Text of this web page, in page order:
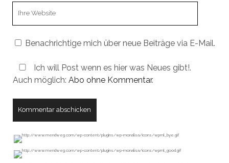
Benachrichtige mich über neue Beiträge via E-Mail.
Ich will Post wenn es hier was Neues gibt!.
Auch möglich: Abo ohne Kommentar.